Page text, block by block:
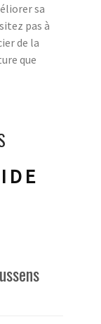
sa
pas à
de la
que